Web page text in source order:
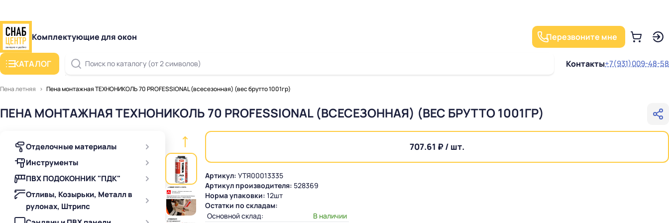
Комплектующие для окон Перезвоните мне
КАТАЛОГ Поиск по каталогу (от 2 символов) Контакты+7(931)009-48-58
Пена летняя Пена монтажная ТЕХНОНИКОЛЬ 70 PROFESSIONAL (всесезонная) (вес брутто 1001гр)
ПЕНА МОНТАЖНАЯ ТЕХНОНИКОЛЬ 70 PROFESSIONAL (ВСЕСЕЗОННАЯ) (ВЕС БРУТТО 1001ГР)
Отделочные материалы
Инструменты
ПВХ ПОДОКОННИК "ПДК"
Отливы, Козырьки, Металл в
рулонах, Штрипс
707.61 ₽ / шт.
Артикул: УТЯ00013335
Артикул производителя: 528369
Норма упаковки: 12шт
Остатки по складам:
Основной склад:
В наличии